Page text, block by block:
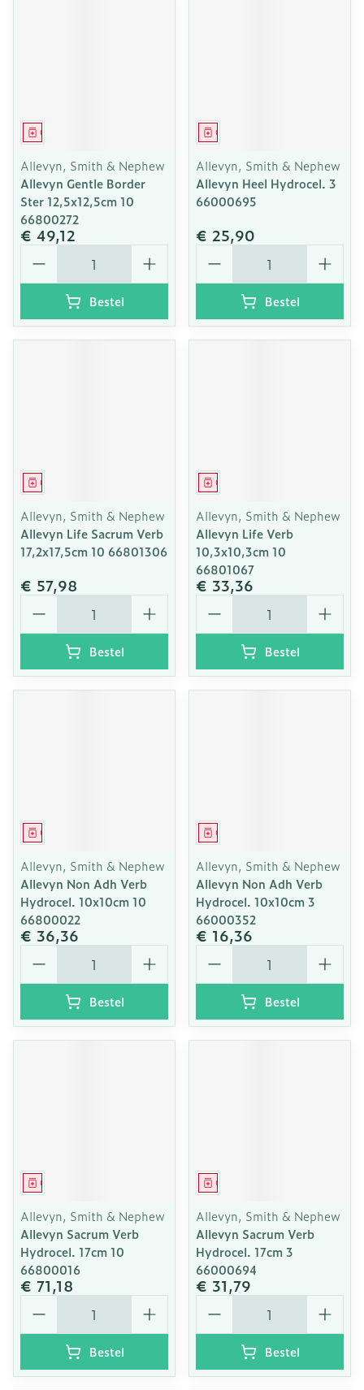
Geneesmiddel
Allevyn, Smith & Nephew
Allevyn Gentle Border
Ster 12,5x12,5cm 10
66800272
€ 49,12
Aantal
Bestel
Geneesmiddel
Allevyn, Smith & Nephew
Allevyn Heel Hydrocel. 3
66000695
€ 25,90
Aantal
Bestel
Geneesmiddel
Allevyn, Smith & Nephew
Allevyn Life Sacrum Verb
17,2x17,5cm 10 66801306
€ 57,98
Aantal
Bestel
Geneesmiddel
Allevyn, Smith & Nephew
Allevyn Life Verb
10,3x10,3cm 10
66801067
€ 33,36
Aantal
Bestel
Geneesmiddel
Allevyn, Smith & Nephew
Allevyn Non Adh Verb
Hydrocel. 10x10cm 10
66800022
€ 36,36
Aantal
Bestel
Geneesmiddel
Allevyn, Smith & Nephew
Allevyn Non Adh Verb
Hydrocel. 10x10cm 3
66000352
€ 16,36
Aantal
Bestel
Geneesmiddel
Allevyn, Smith & Nephew
Allevyn Sacrum Verb
Hydrocel. 17cm 10
66800016
€ 71,18
Aantal
Bestel
Geneesmiddel
Allevyn, Smith & Nephew
Allevyn Sacrum Verb
Hydrocel. 17cm 3
66000694
€ 31,79
Aantal
Bestel